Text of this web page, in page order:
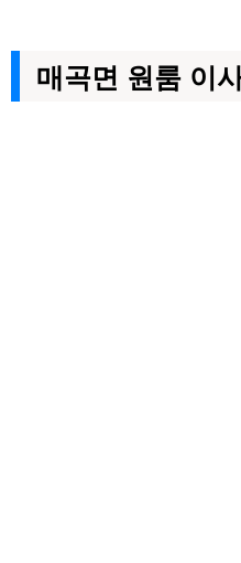
매곡면 원룸 이